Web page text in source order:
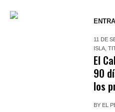
11 DE
ISLA ,
El
90
los
BY EL